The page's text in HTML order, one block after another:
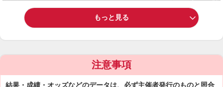
もっと見る
注意事項
結果・成績・オッズなどのデータは、必ず主催者発行のものと照合